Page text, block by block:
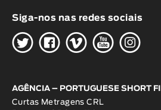
Siga-nos nas redes sociais
HGWOK
AGÊNCIA – PORTUGUESE SHORT
Curtas Metragens CRL